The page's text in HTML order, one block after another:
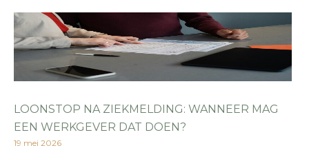
LOONSTOP NA ZIEKMELDING: WANNEER MAG
EEN WERKGEVER DAT DOEN?
19 mei 2026